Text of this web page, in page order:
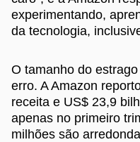
experimentando,
da tecnologia,
O tamanho do
erro. A Amazon
receita e US$ 23,9
apenas no primeiro
milhões são